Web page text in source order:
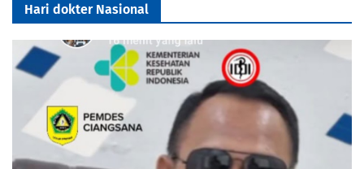
Hari dokter Nasional